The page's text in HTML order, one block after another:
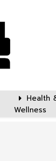
Health
Wellness